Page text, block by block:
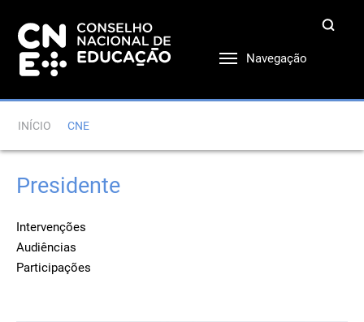
Navegação
INÍCIO CNE
Presidente
Intervenções
Audiências
Participações